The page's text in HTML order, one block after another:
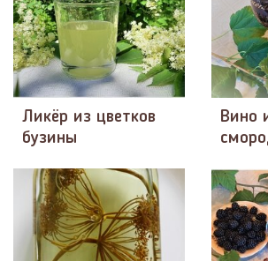
Ликёр из цветков
бузины
Вино